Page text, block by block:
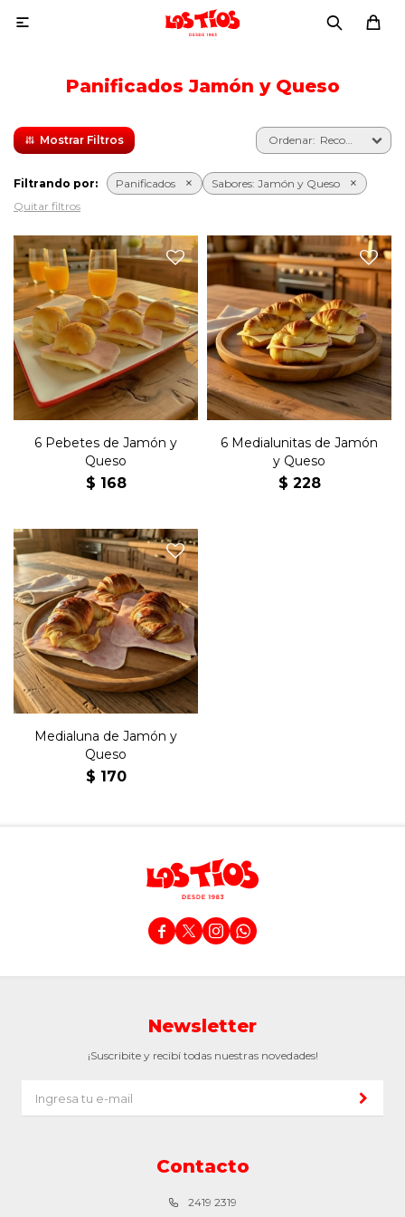

Panificados Jamón y Queso
Recomendados
Filtrando por: Panificados Sabores: Jamón y Queso
Quitar filtros
Seis pebetes con jamón,
queso y manteca.
6 Pebetes de Jamón y
Queso
$ 168
Seis medialunas de copetín
con jamón, queso y
manteca.
6 Medialunitas de Jamón
y Queso
$ 228
Medialuna grande rellena de
jamón, queso y manteca.
Medialuna de Jamón y
Queso
$ 170
   
Contacto
2419 2319
Newsletter
¡Suscribite y recibí todas nuestras novedades!